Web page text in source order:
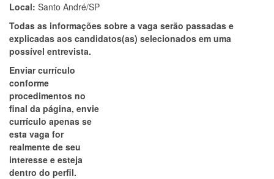
Local: Santo André/SP
Todas as informações sobre a vaga serão passadas e
explicadas aos candidatos(as) selecionados em uma
possível entrevista.
Enviar currículo
conforme
procedimentos no
final da página, envie
currículo apenas se
esta vaga for
realmente de seu
interesse e esteja
dentro do perfil.